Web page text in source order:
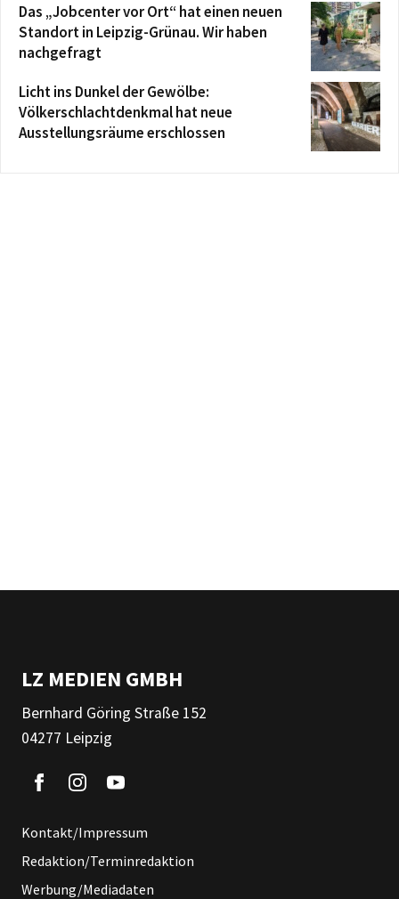
Das „Jobcenter vor Ort“ hat einen neuen
Standort in Leipzig-Grünau. Wir haben
nachgefragt
Licht ins Dunkel der Gewölbe:
Völkerschlachtdenkmal hat neue
Ausstellungsräume erschlossen
LZ MEDIEN GMBH
Bernhard Göring Straße 152
04277 Leipzig
Kontakt/Impressum
Redaktion/Terminredaktion
Werbung/Mediadaten